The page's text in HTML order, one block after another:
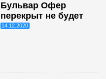
Бульвар Офер
перекрыт не будет
14.12.2020